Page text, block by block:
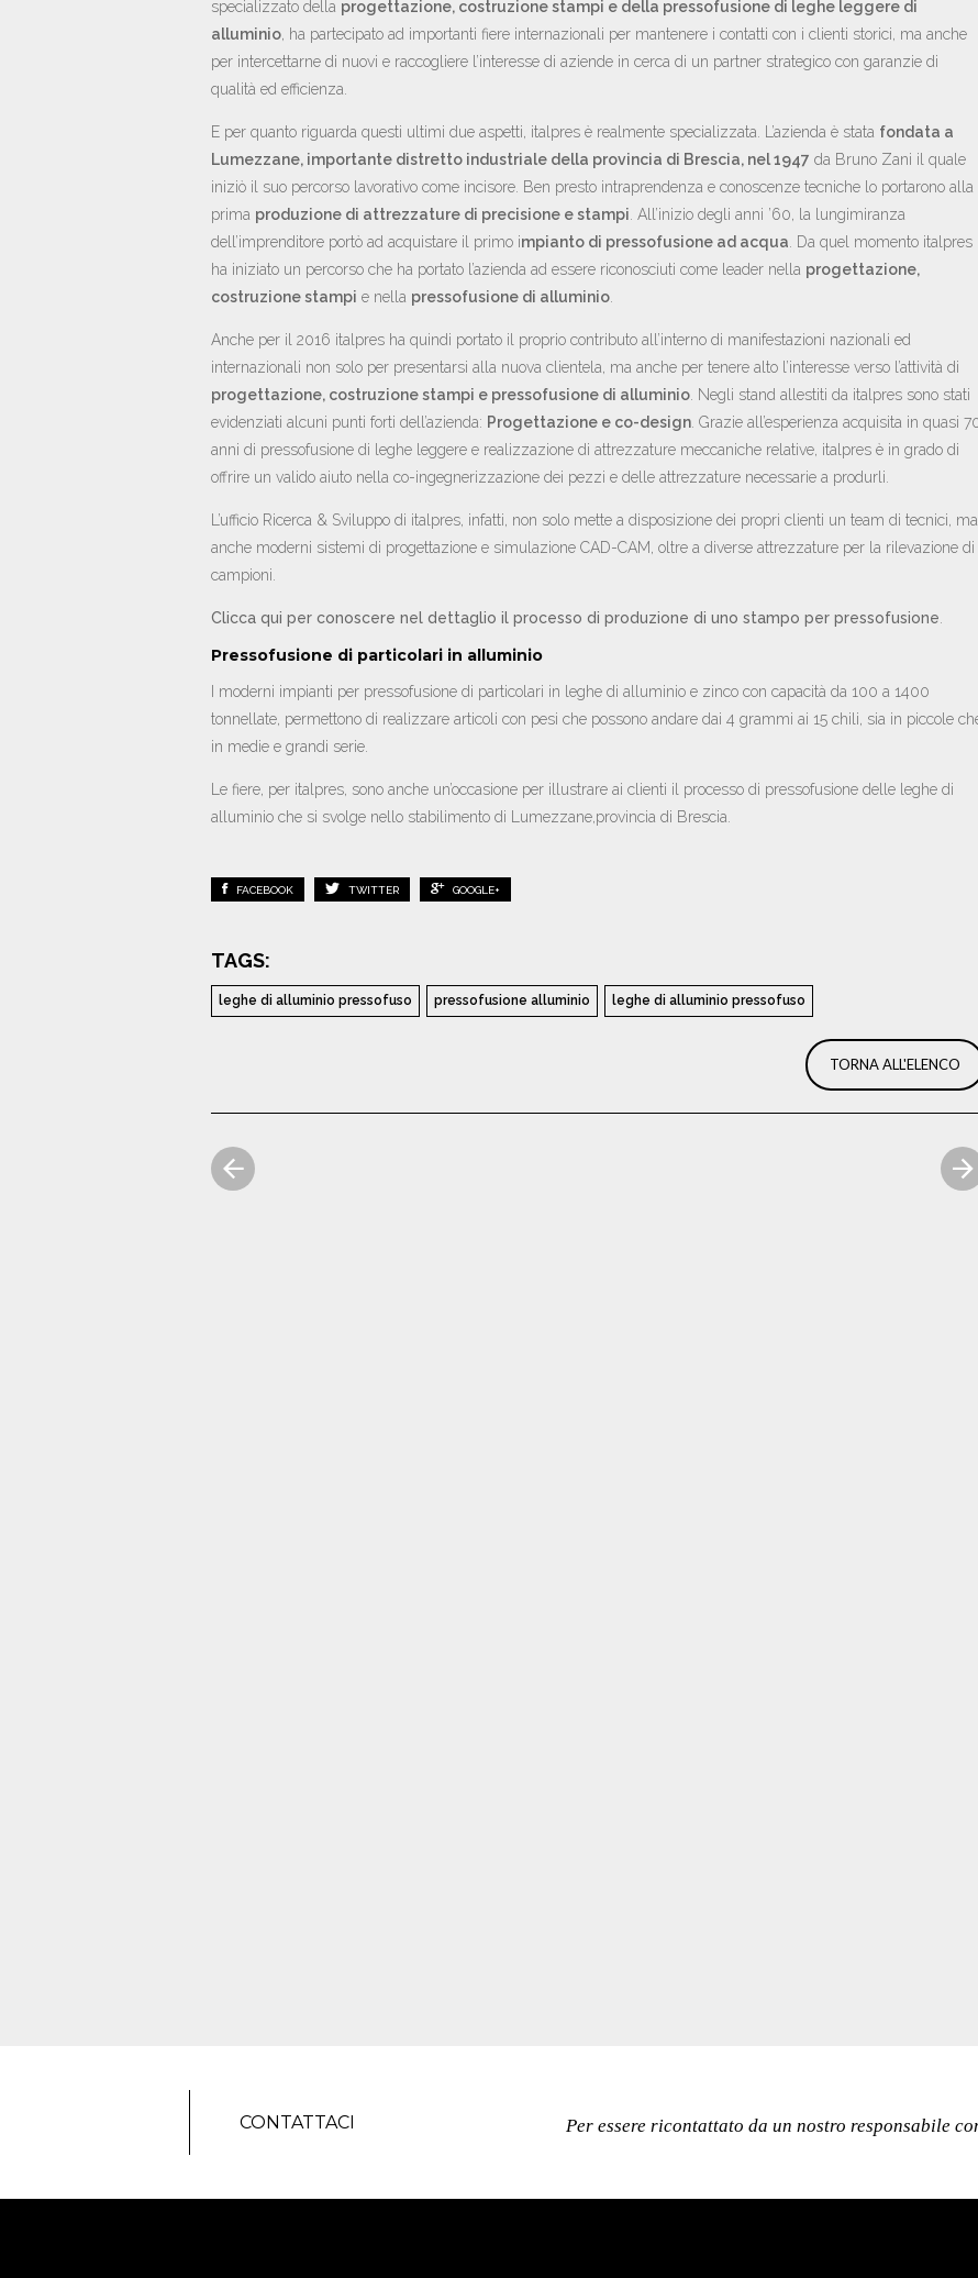
specializzato della progettazione, costruzione stampi e della pressofusione di leghe leggere di
alluminio , ha partecipato ad importanti fiere internazionali per mantenere i contatti con i clienti storici, ma anche
per intercettarne di nuovi e raccogliere l’interesse di aziende in cerca di un partner strategico con garanzie di
qualità ed efficienza.
E per quanto riguarda questi ultimi due aspetti, italpres è realmente specializzata. L’azienda è stata fondata a
Lumezzane, importante distretto industriale della provincia di Brescia, nel 1947 da Bruno Zani il quale
iniziò il suo percorso lavorativo come incisore. Ben presto intraprendenza e conoscenze tecniche lo portarono alla
prima produzione di attrezzature di precisione e stampi . All’inizio degli anni ’60, la lungimiranza
dell’imprenditore portò ad acquistare il primo impianto di pressofusione ad acqua . Da quel momento italpres
ha iniziato un percorso che ha portato l’azienda ad essere riconosciuti come leader nella progettazione,
costruzione stampi e nella pressofusione di alluminio
Anche per il 2016 italpres ha quindi portato il proprio contributo all’interno di manifestazioni nazionali ed
internazionali non solo per presentarsi alla nuova clientela, ma anche per tenere alto l’interesse verso l’attività di
progettazione, costruzione stampi e pressofusione di alluminio . Negli stand allestiti da italpres sono stati
evidenziati alcuni punti forti dell’azienda: Progettazione e co-design . Grazie all’esperienza acquisita in quasi
anni di pressofusione di leghe leggere e realizzazione di attrezzature meccaniche relative, italpres è in grado di
offrire un valido aiuto nella co-ingegnerizzazione dei pezzi e delle attrezzature necessarie a produrli.
L’ufficio Ricerca & Sviluppo di italpres, infatti, non solo mette a disposizione dei propri clienti un team di tecnici, ma
anche moderni sistemi di progettazione e simulazione CAD-CAM, oltre a diverse attrezzature per la rilevazione di
campioni.
Clicca qui per conoscere nel dettaglio il processo di produzione di uno stampo per pressofusione
Pressofusione di particolari in alluminio
I moderni impianti per pressofusione di particolari in leghe di alluminio e zinco con capacità da 100 a 1400
tonnellate, permettono di realizzare articoli con pesi che possono andare dai 4 grammi ai 15 chili, sia in piccole
in medie e grandi serie.
Le fiere, per italpres, sono anche un’occasione per illustrare ai clienti il processo di pressofusione delle leghe di
alluminio che si svolge nello stabilimento di Lumezzane,provincia di Brescia.
FACEBOOK TWITTER GOOGLE+
TAGS:
leghe di alluminio pressofuso pressofusione alluminio leghe di alluminio pressofuso
TORNA ALL'ELENCO
CONTATTACI Per essere ricontattato da un nostro responsabile